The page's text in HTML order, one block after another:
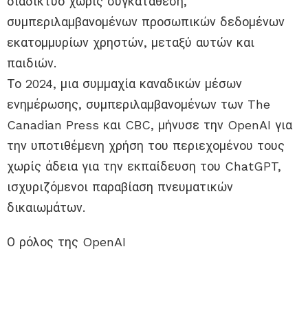
συμπεριλαμβανομένων προσωπικών δεδομένων
εκατομμυρίων χρηστών, μεταξύ αυτών και
παιδιών.
Το 2024, μια συμμαχία καναδικών μέσων
ενημέρωσης, συμπεριλαμβανομένων των The
Canadian Press και CBC, μήνυσε την OpenAI για
την υποτιθέμενη χρήση του περιεχομένου τους
χωρίς άδεια για την εκπαίδευση του ChatGPT,
ισχυριζόμενοι παραβίαση πνευματικών
δικαιωμάτων.
Ο ρόλος της OpenAI